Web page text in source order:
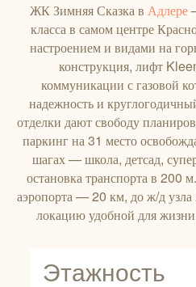
ЖК Зимняя Сказка в Адлере
класса в самом центре
настроением и видами на
конструкция, лифт
коммуникации с газовой
надежность и
отделки дают свободу
паркинг на 31 место
шагах — школа, детсад,
остановка транспорта в 200
аэропорта — 20 км, до ж/д
локацию удобной для
Этажность